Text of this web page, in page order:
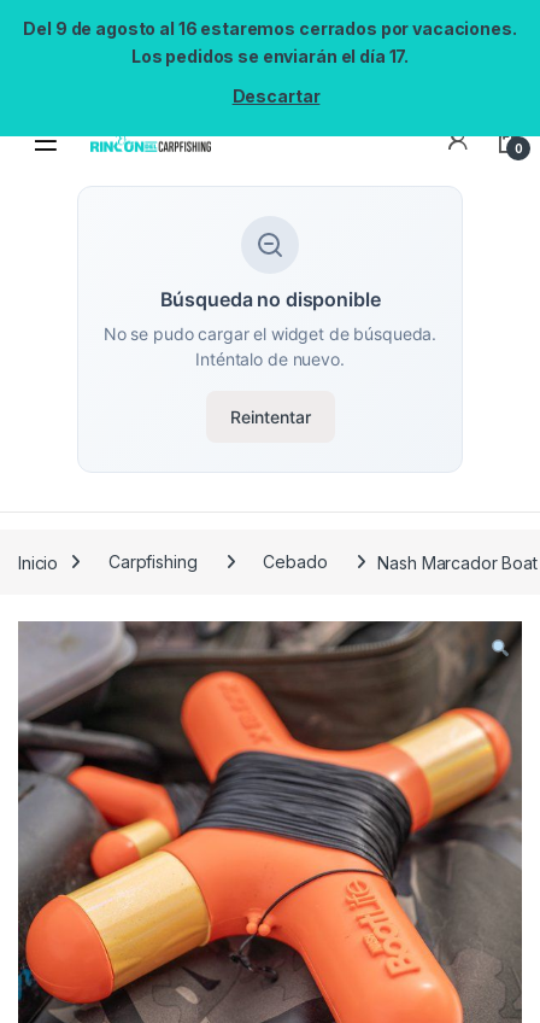
Del 9 de agosto al 16 estaremos cerrados por vacaciones.
Los pedidos se enviarán el día 17.
Descartar
0
Búsqueda no disponible
No se pudo cargar el widget de búsqueda.
Inténtalo de nuevo.
Reintentar
Inicio Carpfishing Cebado Nash Marcador